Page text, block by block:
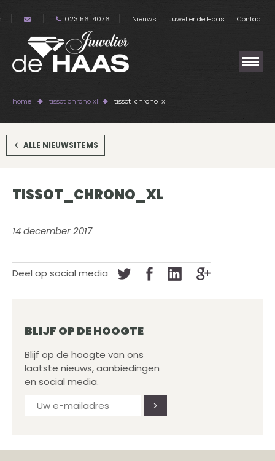
023 561 4076 Nieuws Juwelier de Haas Contact
home tissot chrono xl tissot_chrono_xl
ALLE NIEUWSITEMS
TISSOT_CHRONO_XL
14 december 2017
Deel op social media
BLIJF OP DE HOOGTE
Blijf op de hoogte van ons
laatste nieuws, aanbiedingen
en social media.